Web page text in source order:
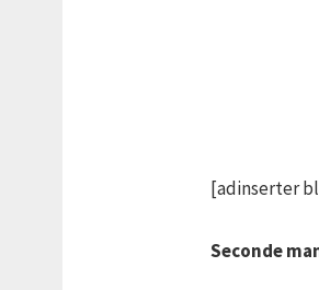
[adinserter
Seconde